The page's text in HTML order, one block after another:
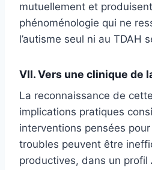
mutuellement et
phénoménologie qui ne
l’autisme seul ni au TDAH
VII. Vers une clinique de
La reconnaissance de
implications pratiques
interventions pensées
troubles peuvent être
productives, dans un profil